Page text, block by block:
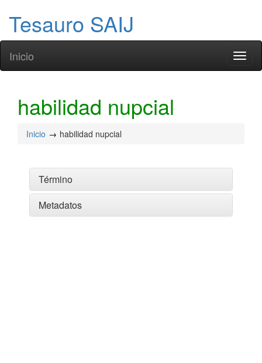
Tesauro SAIJ
Inicio
habilidad nupcial
Inicio habilidad nupcial
Término
Metadatos